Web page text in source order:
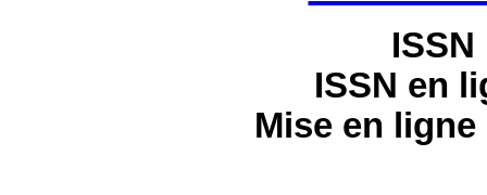
ISSN
ISSN en
Mise en ligne